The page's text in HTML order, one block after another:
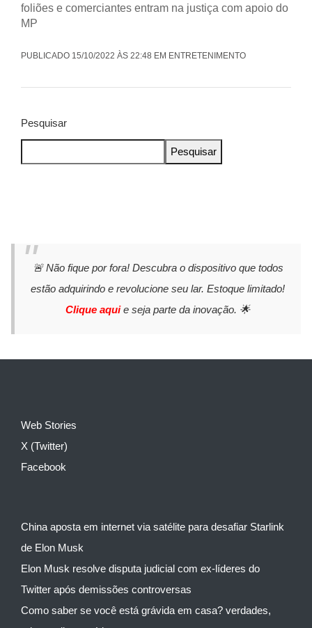
foliões e comerciantes entram na justiça com apoio do
MP
PUBLICADO 15/10/2022 ÀS 22:48 EM ENTRETENIMENTO
Pesquisar
Pesquisar
🚨 Não fique por fora! Descubra o dispositivo que todos
estão adquirindo e revolucione seu lar. Estoque limitado!
Clique aquie seja parte da inovação. 🌟
Web Stories
X (Twitter)
Facebook
China aposta em internet via satélite para desafiar Starlink
de Elon Musk
Elon Musk resolve disputa judicial com ex-líderes do
Twitter após demissões controversas
Como saber se você está grávida em casa? verdades,